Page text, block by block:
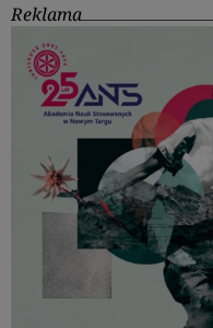
Reklama